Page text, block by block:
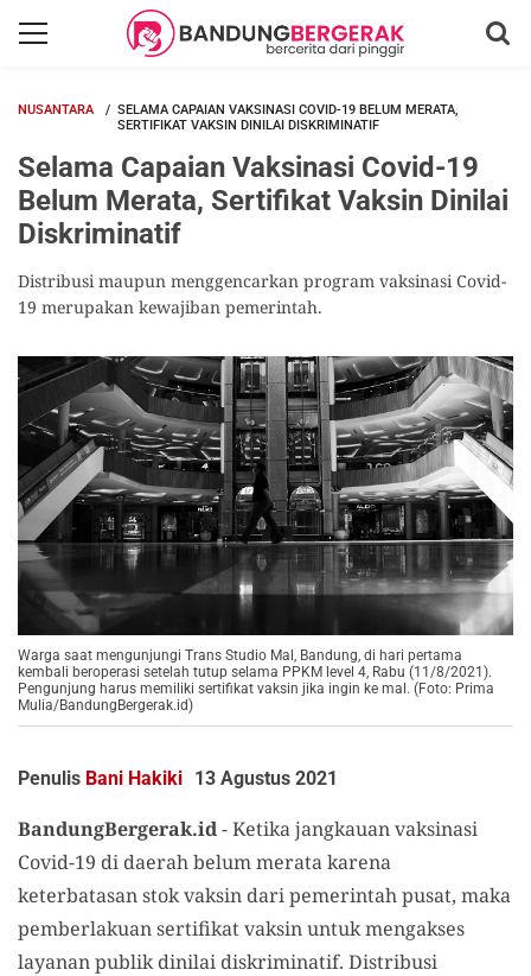
NUSANTARA
SELAMA CAPAIAN VAKSINASI COVID-19 BELUM MERATA,
SERTIFIKAT VAKSIN DINILAI DISKRIMINATIF
Selama Capaian Vaksinasi Covid-19
Belum Merata, Sertifikat Vaksin Dinilai
Diskriminatif
Distribusi maupun menggencarkan program vaksinasi Covid-
19 merupakan kewajiban pemerintah.
Warga saat mengunjungi Trans Studio Mal, Bandung, di hari pertama
kembali beroperasi setelah tutup selama PPKM level 4, Rabu (11/8/2021).
Pengunjung harus memiliki sertifikat vaksin jika ingin ke mal. (Foto: Prima
Mulia/BandungBergerak.id)
Penulis Bani Hakiki 13 Agustus 2021
BandungBergerak.id- Ketika jangkauan vaksinasi
Covid-19 di daerah belum merata karena
keterbatasan stok vaksin dari pemerintah pusat, maka
pemberlakuan sertifikat vaksin untuk mengakses
layanan publik dinilai diskriminatif. Distribusi